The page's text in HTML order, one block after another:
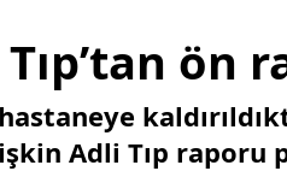
ön
Adli Tıp raporu